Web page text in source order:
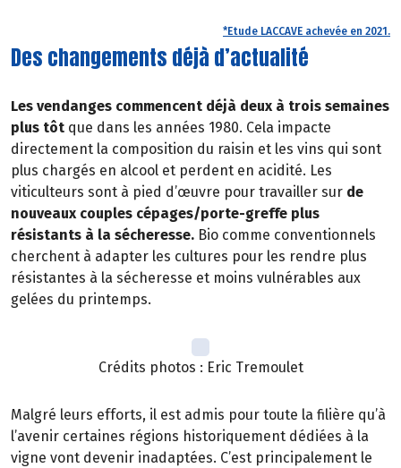
*Etude LACCAVE achevée en 2021.
Des changements déjà d’actualité
Les vendanges commencent déjà deux à trois semaines
plus tôt que dans les années 1980. Cela impacte
directement la composition du raisin et les vins qui sont
plus chargés en alcool et perdent en acidité. Les
viticulteurs sont à pied d’œuvre pour travailler sur de
nouveaux couples cépages/porte-greffe plus
résistants à la sécheresse. Bio comme conventionnels
cherchent à adapter les cultures pour les rendre plus
résistantes à la sécheresse et moins vulnérables aux
gelées du printemps.
Crédits photos : Eric Tremoulet
Malgré leurs efforts, il est admis pour toute la filière qu’à
l’avenir certaines régions historiquement dédiées à la
vigne vont devenir inadaptées. C’est principalement le